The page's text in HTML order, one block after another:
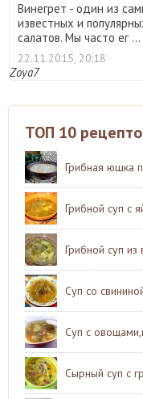
Винегрет - один из
известных и
салатов. Мы часто ег ...
22.11.2015, 20:18
Zoya7
ТОП 10
Грибная юшка
Грибной суп с
Грибной суп
Суп со
Суп с
Сырный суп с